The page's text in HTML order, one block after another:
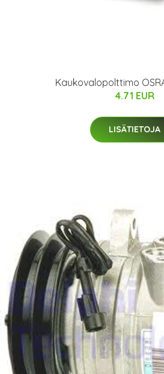
Kaukovalopolttimo
4.71 EUR
LISÄTIETOJA